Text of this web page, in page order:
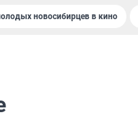
новосибирцев в кино